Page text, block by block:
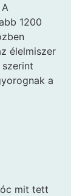
1200
élelmiszer
a
mit tett